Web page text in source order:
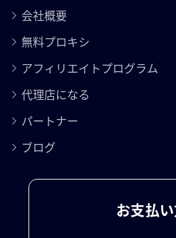
会社概要
無料プロキシ
アフィリエイトプログラム
代理店になる
パートナー
ブログ
お支払